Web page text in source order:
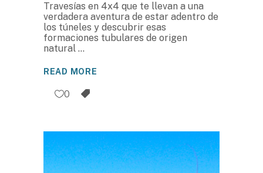
Travesías en 4x4 que te llevan a una
verdadera aventura de estar adentro de
los túneles y descubrir esas
formaciones tubulares de origen
natural
READ MORE
0